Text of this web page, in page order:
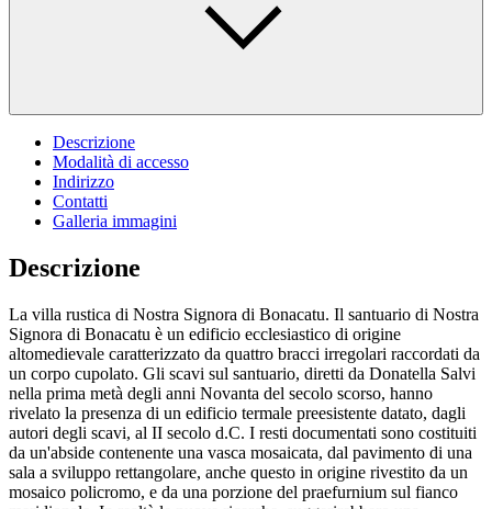
Descrizione
Modalità di accesso
Indirizzo
Contatti
Galleria immagini
Descrizione
La villa rustica di Nostra Signora di Bonacatu. Il santuario di Nostra
Signora di Bonacatu è un edificio ecclesiastico di origine
altomedievale caratterizzato da quattro bracci irregolari raccordati da
un corpo cupolato. Gli scavi sul santuario, diretti da Donatella Salvi
nella prima metà degli anni Novanta del secolo scorso, hanno
rivelato la presenza di un edificio termale preesistente datato, dagli
autori degli scavi, al II secolo d.C. I resti documentati sono costituiti
da un'abside contenente una vasca mosaicata, dal pavimento di una
sala a sviluppo rettangolare, anche questo in origine rivestito da un
mosaico policromo, e da una porzione del praefurnium sul fianco